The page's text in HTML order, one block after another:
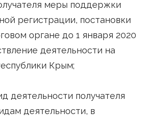
меры поддержки
регистрации, постановки
органе до 1 января 2020
деятельности на
Крым;
деятельности получателя
деятельности, в